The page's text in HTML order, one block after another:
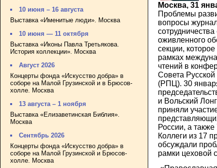
10 июня – 16 августа
Выставка «Именитые люди». Москва
10 июня — 11 октября
Выставка «Иконы Павла Третьякова.
История коллекции». Москва
Август 2026
Концерты фонда «Искусство добра» в
соборе на Малой Грузинской и в Брюсов-
холле. Москва
13 августа – 1 ноября
Выставка «Елизаветинская Библия».
Москва
Сентябрь 2026
Концерты фонда «Искусство добра» в
соборе на Малой Грузинской и Брюсов-
холле. Москва
Москва, 31
Проблемы
вопросы
оживленного
секции,
рамках
чтений в
Совета
(РПЦ). 30
и Вольский
приняли
России, а
Коллеги из 17
обсуждали
рамки цеховой